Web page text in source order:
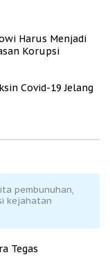
Harus Menjadi
Korupsi
Covid-19 Jelang
pembunuhan,
kejahatan
Tegas